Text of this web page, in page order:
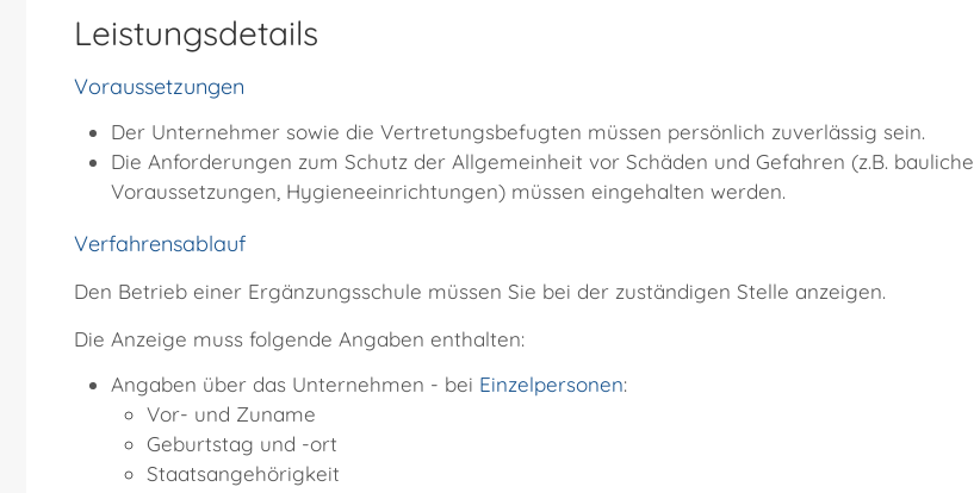
Leistungsdetails
Voraussetzungen
Der Unternehmer sowie die Vertretungsbefugten müssen persönlich zuverlässig sein.
Die Anforderungen zum Schutz der Allgemeinheit vor Schäden und Gefahren (z.B. bauliche
Voraussetzungen, Hygieneeinrichtungen) müssen eingehalten werden.
Verfahrensablauf
Den Betrieb einer Ergänzungsschule müssen Sie bei der zuständigen Stelle anzeigen.
Die Anzeige muss folgende Angaben enthalten:
Angaben über das Unternehmen - bei Einzelpersonen:
Vor- und Zuname
Geburtstag und -ort
Staatsangehörigkeit